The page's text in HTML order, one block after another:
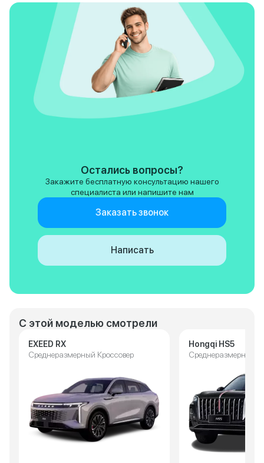
снег и влага с обуви попадает
прямо на ковролин. Заключение:
случай не гарантийный, ремонт
за счет владельца. Требуется
заменить 2 жгута и клемник
между ними. Стоимость более
700 тыс.руб. Вариант:
соединение жгутов напрямую,
за 70 тыс.руб., но с частичной
потерей гарантии. Не могу
понять также это заключение
жгутов или предусмотреть
гидроизоляцию? Наш климат
предполагает зиму, снег и
непогоду. Считаю, что это
недоработка конструкторов,
необходимо продумать
гидроизоляцию и переложить
жгуты по другому, избегая ног
улучшить обслуживание
больше китайских автомашин
С этой моделью смотрели
EXEED RX
Среднеразмерный Кроссовер
Hongqi HS5
Среднеразмерный
Остались вопросы?
Закажите бесплатную консультацию нашего
специалиста или напишите нам
Заказать звонок
Написать